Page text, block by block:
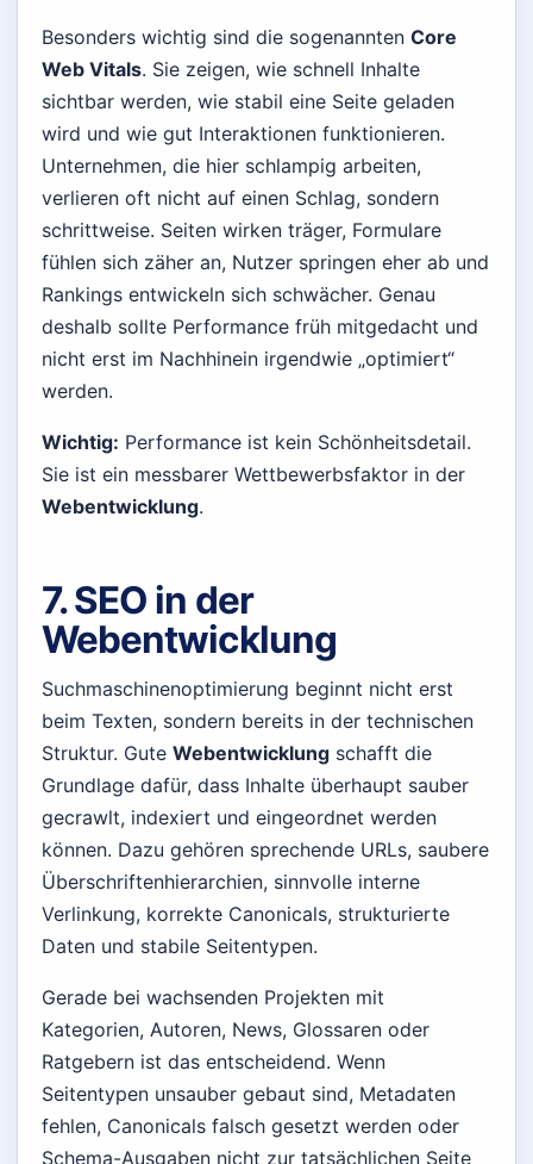
Besonders wichtig sind die sogenannten Core
Web Vitals. Sie zeigen, wie schnell Inhalte
sichtbar werden, wie stabil eine Seite geladen
wird und wie gut Interaktionen funktionieren.
Unternehmen, die hier schlampig arbeiten,
verlieren oft nicht auf einen Schlag, sondern
schrittweise. Seiten wirken träger, Formulare
fühlen sich zäher an, Nutzer springen eher ab und
Rankings entwickeln sich schwächer. Genau
deshalb sollte Performance früh mitgedacht und
nicht erst im Nachhinein irgendwie „optimiert“
werden.
Wichtig: Performance ist kein Schönheitsdetail.
Sie ist ein messbarer Wettbewerbsfaktor in der
Webentwicklung.
7. SEO in der
Webentwicklung
Suchmaschinenoptimierung beginnt nicht erst
beim Texten, sondern bereits in der technischen
Struktur. Gute Webentwicklung schafft die
Grundlage dafür, dass Inhalte überhaupt sauber
gecrawlt, indexiert und eingeordnet werden
können. Dazu gehören sprechende URLs, saubere
Überschriftenhierarchien, sinnvolle interne
Verlinkung, korrekte Canonicals, strukturierte
Daten und stabile Seitentypen.
Gerade bei wachsenden Projekten mit
Kategorien, Autoren, News, Glossaren oder
Ratgebern ist das entscheidend. Wenn
Seitentypen unsauber gebaut sind, Metadaten
fehlen, Canonicals falsch gesetzt werden oder
Schema-Ausgaben nicht zur tatsächlichen Seite